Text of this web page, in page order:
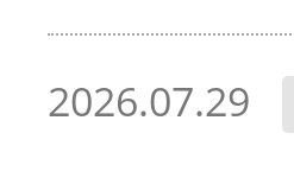
2026.07.29